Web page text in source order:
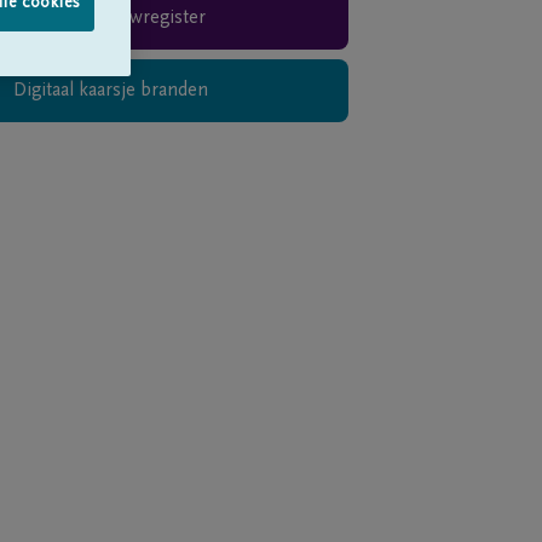
Rouwregister
Digitaal kaarsje branden
cookies